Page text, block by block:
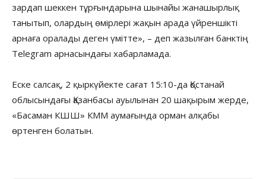
зардап шеккен тұрғындарына шынайы жанашырлық
танытып, олардың өмірлері жақын арада үйреншікті
арнаға оралады деген үмітте», – деп жазылған банктің
Тelegram арнасындағы хабарламада.
Еске салсақ, 2 қыркүйекте сағат 15:10-да Қостанай
облысындағы Қазанбасы ауылынан 20 шақырым жерде,
«Басаман КШШ» КММ аумағында орман алқабы
өртенген болатын.